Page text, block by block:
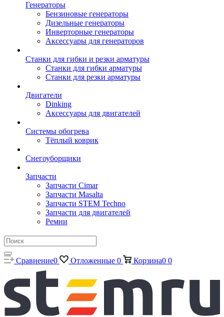
Генераторы
Бензиновые генераторы
Дизельные генераторы
Инверторные генераторы
Аксессуары для генераторов
Станки для гибки и резки арматуры
Станки для гибки арматуры
Станки для резки арматуры
Двигатели
Dinking
Аксессуары для двигателей
Системы обогрева
Тёплый коврик
Снегоуборщики
Запчасти
Запчасти Cimar
Запчасти Masalta
Запчасти STEM Techno
Запчасти для двигателей
Ремни
Сравнение0 Отложенные 0 Корзина0 0